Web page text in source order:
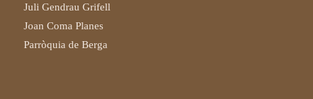
Juli Gendrau Grifell
Joan Coma Planes
Parròquia de Berga